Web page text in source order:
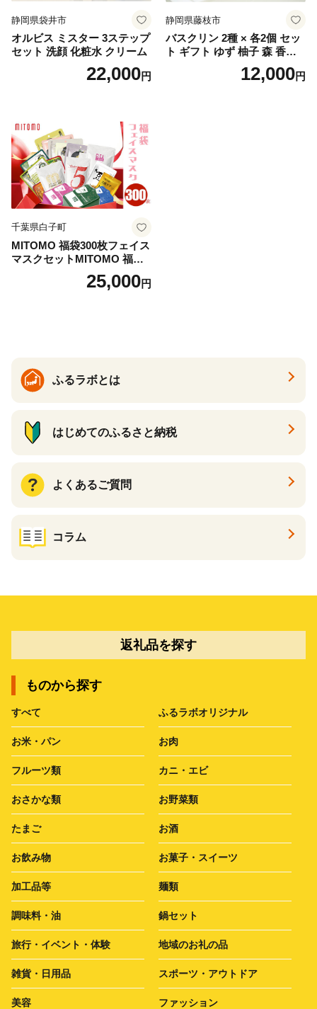
静岡県袋井市
オルビス ミスター 3ステップ
セット 洗顔 化粧水 クリーム
22,000円
静岡県藤枝市
バスクリン 2種 × 各2個 セッ
ト ギフト ゆず 柚子 森 香り
日用品 お風呂 バス用品 温活
アロマ 香り まとめ買い静岡
12,000円
千葉県白子町
MITOMO 福袋300枚フェイス
マスクセットMITOMO 福袋3
00枚フェイスマスクセット
ふるさと納税 パック ファイ
25,000円
ふるラボとは
はじめてのふるさと納税
よくあるご質問
コラム
返礼品を探す
ものから探す
すべて ふるラボオリジナル
お米・パン お肉
フルーツ類 カニ・エビ
おさかな類 お野菜類
たまご お酒
お飲み物 お菓子・スイーツ
加工品等 麺類
調味料・油 鍋セット
旅行・イベント・体験 地域のお礼の品
雑貨・日用品 スポーツ・アウトドア
美容 ファッション